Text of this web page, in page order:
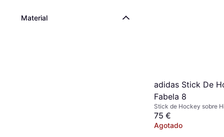
Material
adidas Stick De
Fabela 8
Stick de Hockey sobre
75 €
Agotado